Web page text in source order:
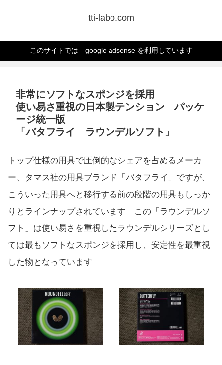
tti-labo.com
このサイトでは google adsense を利用しています
非常にソフトなスポンジを採用
使い易さ重視の日本製テンション パッケ
ージ統一版
「バタフライ ラウンデルソフト」
トップ仕様の用具で圧倒的なシェアを占めるメーカ
ー、タマス社の用具ブランド「バタフライ」ですが、
こういった用具へと移行する前の段階の用具もしっか
りとラインナップされています この「ラウンデルソ
フト」は使い易さを重視したラウンデルシリーズとし
ては最もソフトなスポンジを採用し、安定性を最重視
した物となっています